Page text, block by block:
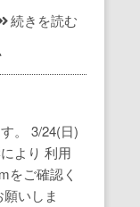
続きを読む
。 3/24(日)
より 利用
をご確認く
いしま